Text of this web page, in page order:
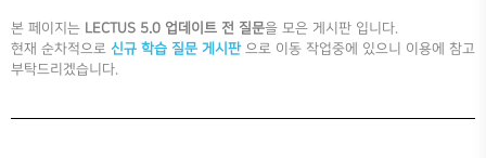
본 페이지는 LECTUS 5.0 업데이트 전 질문을 모은 게시판 입니다.
현재 순차적으로 신규 학습 질문 게시판 으로 이동 작업중에 있으니 이용에 참고
부탁드리겠습니다.